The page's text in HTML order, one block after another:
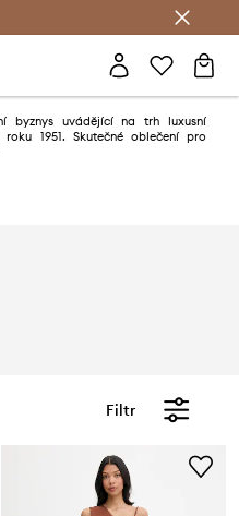
byznys uvádějící na trh luxusní
1951. Skutečné oblečení pro
Filtr